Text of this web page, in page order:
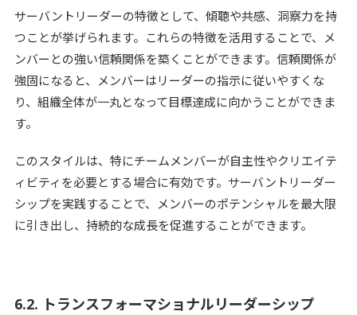
サーバントリーダーの特徴として、傾聴や共感、洞察力を持
つことが挙げられます。これらの特徴を活用することで、メ
ンバーとの強い信頼関係を築くことができます。信頼関係が
強固になると、メンバーはリーダーの指示に従いやすくな
り、組織全体が一丸となって目標達成に向かうことができま
す。
このスタイルは、特にチームメンバーが自主性やクリエイテ
ィビティを必要とする場合に有効です。サーバントリーダー
シップを実践することで、メンバーのポテンシャルを最大限
に引き出し、持続的な成長を促進することができます。
6.2. トランスフォーマショナルリーダーシップ